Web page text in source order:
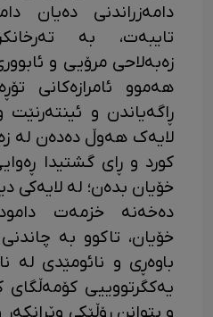
دامەزراندنی دەیان
تایبەت، بە
زەبەلاحی مرۆیی و
هەموو ئامرازەکانی
ڕاگەیاندن و
لایەک هەوڵ دەدەن لە
کورد و ڕای گشتیدا
خۆیان بدەن؛ لە لایەکی
دەخەنە خزمەت
خۆیان، تاکوو بە
باوەڕی و نائومێدی لە
یەکگرتووییی کۆمەڵگای